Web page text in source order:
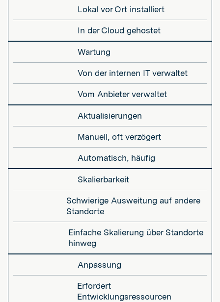
Lokal vor Ort installiert
In der Cloud gehostet
Wartung
Von der internen IT verwaltet
Vom Anbieter verwaltet
Aktualisierungen
Manuell, oft verzögert
Automatisch, häufig
Skalierbarkeit
Schwierige Ausweitung auf andere
Standorte
Einfache Skalierung über Standorte
hinweg
Anpassung
Erfordert
Entwicklungsressourcen